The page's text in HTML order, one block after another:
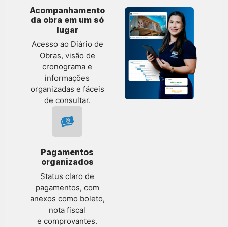
Acompanhamento
da obra em um só
lugar
Acesso ao Diário de
Obras, visão de
cronograma e
informações
organizadas e fáceis
de consultar.
Pagamentos
organizados
Status claro de
pagamentos, com
anexos como boleto,
nota fiscal
e comprovantes.